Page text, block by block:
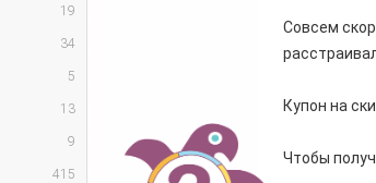
19
34
5
13
9
415
Совсем
Купон на
Чтобы